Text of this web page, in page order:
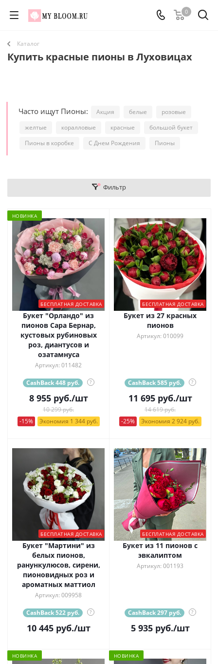
0
Каталог
Купить красные пионы в Луховицах
Часто ищут Пионы: Акция белые
розовые
желтые
коралловые красные
большой букет
Пионы в коробке
С Днем Рождения Пионы
Фильтр
НОВИНКА
БЕСПЛАТНАЯ ДОСТАВКА
Букет "Орландо" из
пионов Сара Бернар,
кустовых рубиновых
роз, диантусов и
озатамнуса
Артикул: 011482
CashBack 448 руб. ?
8 955руб./шт
10 299 руб.
-15%
Экономия 1 344 руб.
БЕСПЛАТНАЯ ДОСТАВКА
Букет из 27 красных
пионов
Артикул: 010099
CashBack 585 руб. ?
11 695руб./шт
14 619 руб.
-25%
Экономия 2 924 руб.
БЕСПЛАТНАЯ ДОСТАВКА
Букет "Мартини" из
белых пионов,
ранункулюсов, сирени,
пионовидных роз и
ароматных маттиол
Артикул: 009958
CashBack 522 руб. ?
10 445руб./шт
БЕСПЛАТНАЯ ДОСТАВКА
Букет из 11 пионов с
эвкалиптом
Артикул: 001193
CashBack 297 руб. ?
5 935руб./шт
НОВИНКА НОВИНКА